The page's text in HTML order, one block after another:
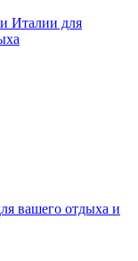
Италии для
вашего отдыха и